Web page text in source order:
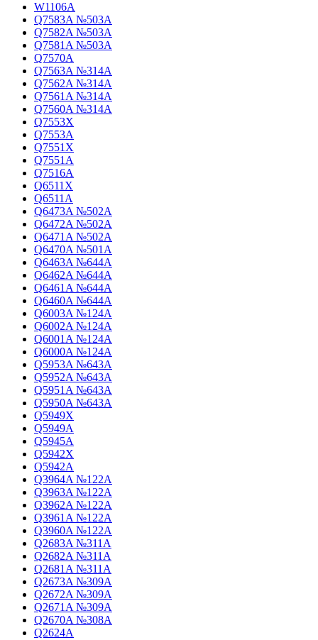
W1106A
Q7583A №503A
Q7582A №503A
Q7581A №503A
Q7570A
Q7563A №314A
Q7562A №314A
Q7561A №314A
Q7560A №314A
Q7553X
Q7553A
Q7551X
Q7551A
Q7516A
Q6511X
Q6511A
Q6473A №502A
Q6472A №502A
Q6471A №502A
Q6470A №501A
Q6463A №644A
Q6462A №644A
Q6461A №644A
Q6460A №644A
Q6003A №124A
Q6002A №124A
Q6001A №124A
Q6000A №124A
Q5953A №643A
Q5952A №643A
Q5951A №643A
Q5950A №643A
Q5949X
Q5949A
Q5945A
Q5942X
Q5942A
Q3964A №122A
Q3963A №122A
Q3962A №122A
Q3961A №122A
Q3960A №122A
Q2683A №311A
Q2682A №311A
Q2681A №311A
Q2673A №309A
Q2672A №309A
Q2671A №309A
Q2670A №308A
Q2624A